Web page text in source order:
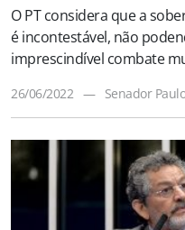
O PT considera que a
é incontestável, não
imprescindível combate
26/06/2022 — Senador